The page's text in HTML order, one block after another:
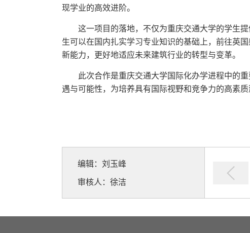
现学业的高效进阶。
这一项目的落地，不仅为重庆交通大学的学生
生可以在国内扎实学习专业知识的基础上，前往英
新能力，更好地适应未来建筑行业的转型与变革。
此次合作是重庆交通大学国际化办学进程中的
遇与可能性，为培养具有国际视野和竞争力的高素质
编辑：刘玉峰
审核人：徐洁